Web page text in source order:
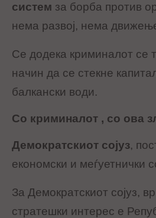
систем за борба против
нема развој, нема
Се додека криминалот се
начин да се стекне
балкански води.
Со криминалот , со ова
Демократскиот сојуз,
економски и меѓуетнички
За Демократскиот сојуз,
стратешки интерес е